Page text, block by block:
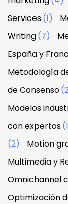
Services(1)
Writing(7)
España y
Metodología
de Consenso
Modelos
con expertos
(2)
Motion
Multimedia y
Omnichannel
Optimización